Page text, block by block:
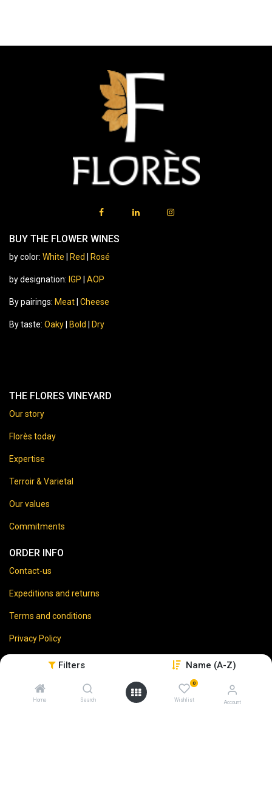
Filters Name (A-Z)
Home Search
0
Wishlist Account
BUY THE FLOWER WINES
by color: White Red Rosé
by designation: IGP AOP
By pairings: Meat Cheese
By taste: Oaky Bold Dry
THE FLORES VINEYARD
Our story
Florès today
Expertise
Terroir & Varietal
Our values
Commitments
ORDER INFO
Contact-us
Expeditions and returns
Terms and conditions
Privacy Policy
Legal disclaimer